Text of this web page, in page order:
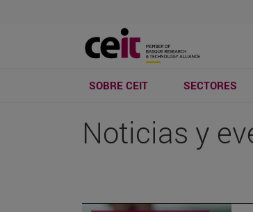
SOBRE CEIT SECTORES
Noticias y